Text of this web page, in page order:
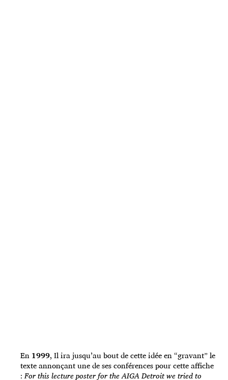
En 1999, Il ira jusqu’au bout de cette idée en “gravant” le
texte annonçant une de ses conférences pour cette affiche
:For this lecture poster for the AIGA Detroit we tried to